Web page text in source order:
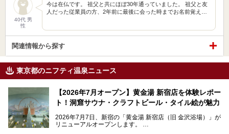
40代 男
性
今は在仏です。 祖父と共にほぼ30年通っていました。 祖父と友
人だった従業員の方、2年前に最後に会った時までお名前覚え…
関連情報から探す
東京都のニフティ温泉ニュース
【2026年7月オープン】黄金湯 新宿店を体験レポー
ト！洞窟サウナ・クラフトビール・タイル絵が魅力
2026年7月7日、新宿の「黄金湯 新宿店（旧 金沢浴場）」が
リニューアルオープンします。